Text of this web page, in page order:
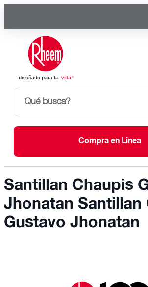
Compra en Linea
Santillan Chaupis
Jhonatan Santillan
Gustavo Jhonatan